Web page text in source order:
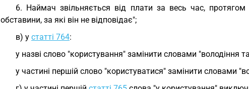
6. Наймач звільняється від плати за весь час,
обставини, за які він не відповідає";
в) у статті 764:
у назві слово "користування" замінити словами "володіння
у частині першій слово "користуватися" замінити словами